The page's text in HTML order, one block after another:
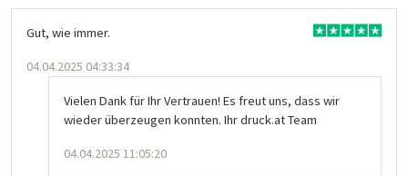
Gut, wie immer.
04.04.2025 04:33:34
Vielen Dank für Ihr Vertrauen! Es freut uns, dass wir
wieder überzeugen konnten. Ihr druck.at Team
04.04.2025 11:05:20